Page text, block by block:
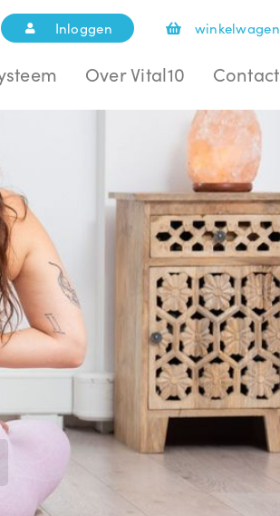
Inloggen winkelwagen
Over Vital10 Contact